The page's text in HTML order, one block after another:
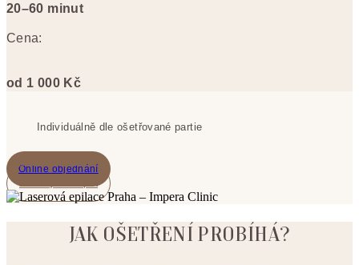
20–60 minut
Cena:
od 1 000 Kč
Individuálně dle ošetřované partie
Online objednání
Zavolejte mi zpět
JAK OŠETŘENÍ PROBÍHÁ?